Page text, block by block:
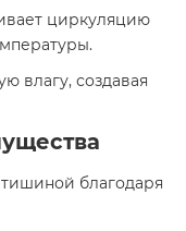
циркуляцию
влагу, создавая
благодаря